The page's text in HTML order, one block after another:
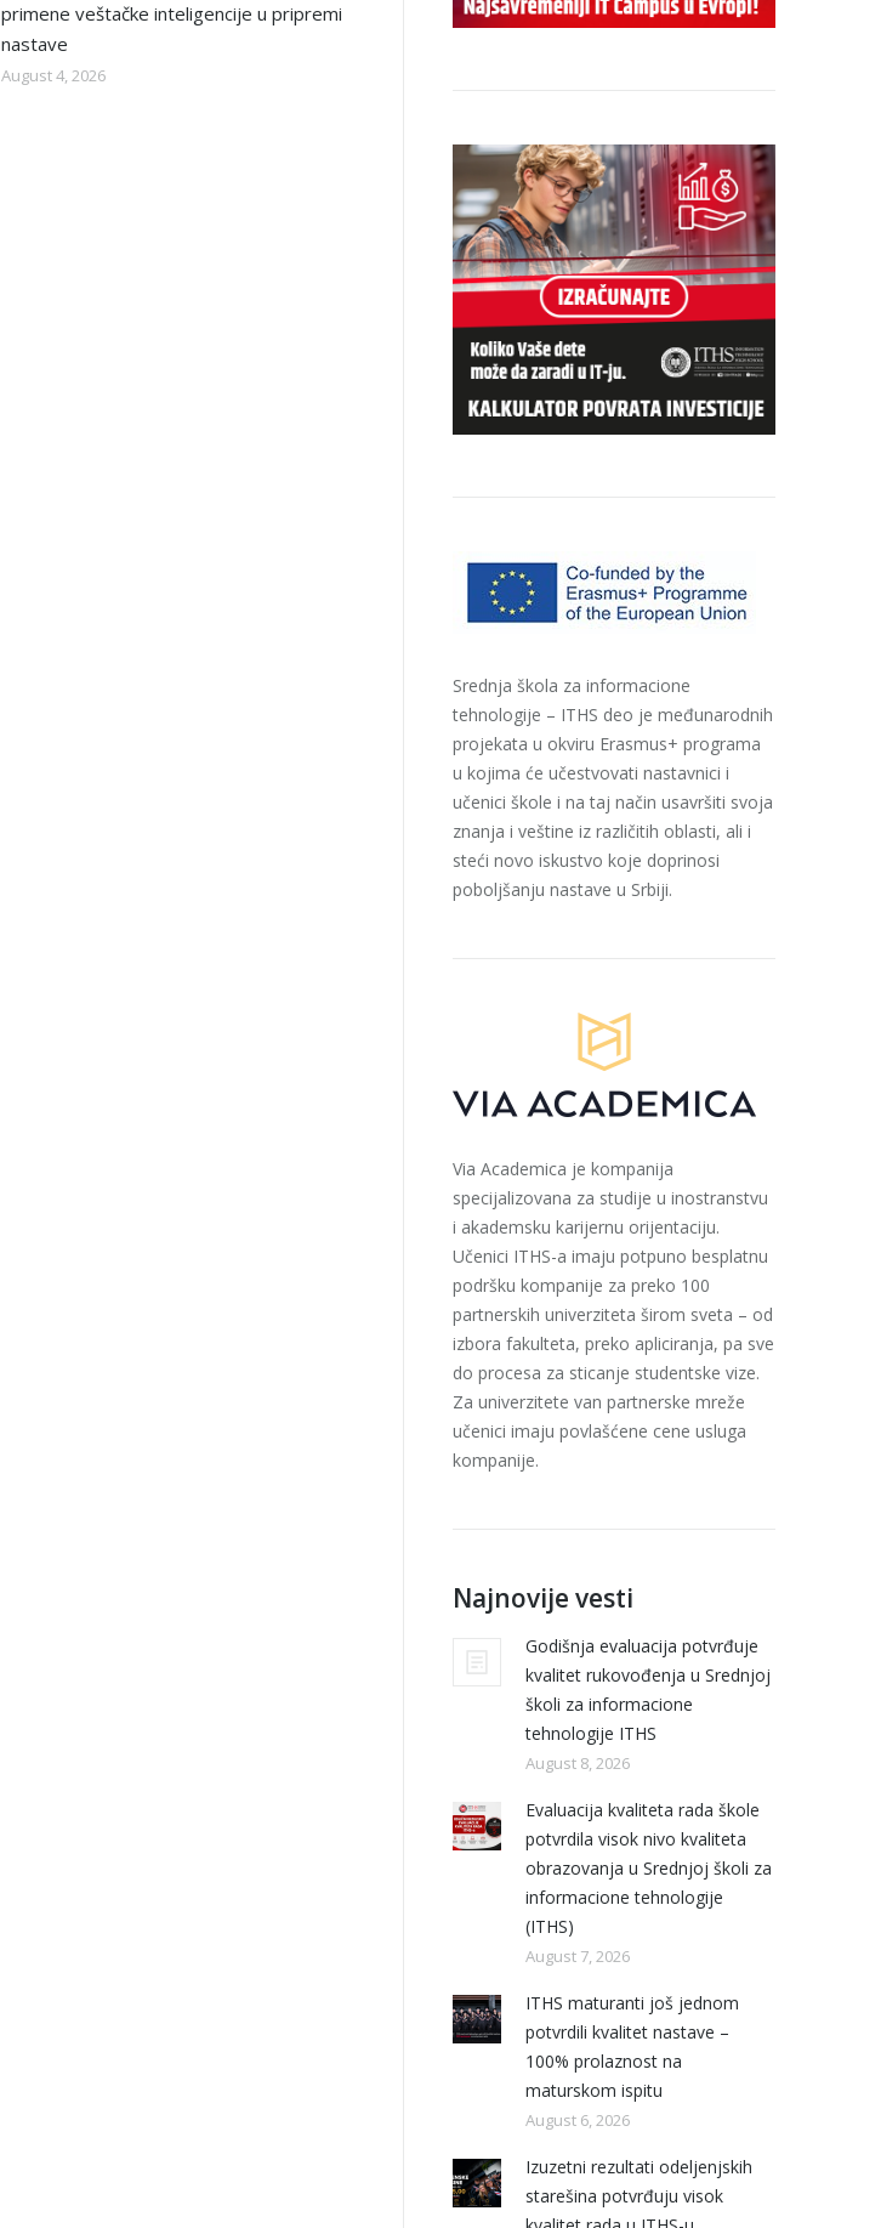
primene veštačke inteligencije u pripremi
nastave
August 4, 2026
Srednja škola za informacione
tehnologije – ITHS deo je međunarodnih
projekata u okviru Erasmus+ programa
u kojima će učestvovati nastavnici i
učenici škole i na taj način usavršiti svoja
znanja i veštine iz različitih oblasti, ali i
steći novo iskustvo koje doprinosi
poboljšanju nastave u Srbiji.
Via Academica je kompanija
specijalizovana za studije u inostranstvu
i akademsku karijernu orijentaciju.
Učenici ITHS-a imaju potpuno besplatnu
podršku kompanije za preko 100
partnerskih univerziteta širom sveta – od
izbora fakulteta, preko apliciranja, pa sve
do procesa za sticanje studentske vize.
Za univerzitete van partnerske mreže
učenici imaju povlašćene cene usluga
kompanije.
Najnovije vesti
Godišnja evaluacija potvrđuje
kvalitet rukovođenja u Srednjoj
školi za informacione
tehnologije ITHS
August 8, 2026
Evaluacija kvaliteta rada škole
potvrdila visok nivo kvaliteta
obrazovanja u Srednjoj školi za
informacione tehnologije
(ITHS)
August 7, 2026
ITHS maturanti još jednom
potvrdili kvalitet nastave –
100% prolaznost na
maturskom ispitu
August 6, 2026
Izuzetni rezultati odeljenjskih
starešina potvrđuju visok